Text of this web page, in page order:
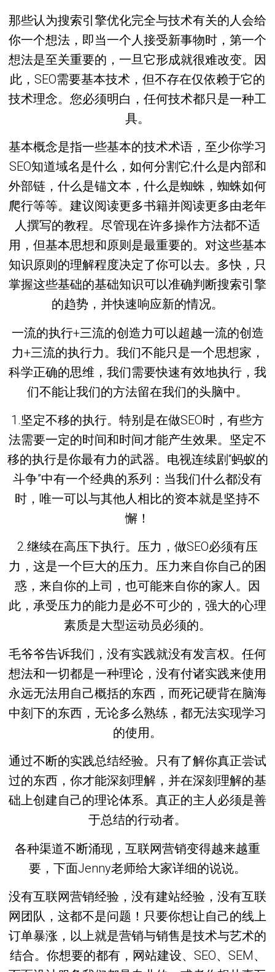
那些认为搜索引擎优化完全与技术有关的人会给
你一个想法，即当一个人接受新事物时，第一个
想法是至关重要的，一旦它形成就很难改变。因
此，SEO需要基本技术，但不存在仅依赖于它的
技术理念。您必须明白，任何技术都只是一种工
具。
基本概念是指一些基本的技术术语，至少你学习
SEO知道域名是什么，如何分割它;什么是内部和
外部链，什么是锚文本，什么是蜘蛛，蜘蛛如何
爬行等等。建议阅读更多书籍并阅读更多由老年
人撰写的教程。尽管现在许多操作方法都不适
用，但基本思想和原则是最重要的。对这些基本
知识原则的理解程度决定了你可以去。多快，只
掌握这些基础的基础知识可以准确判断搜索引擎
的趋势，并快速响应新的情况。
一流的执行+三流的创造力可以超越一流的创造
力+三流的执行力。我们不能只是一个思想家，
科学正确的思维，我们需要快速有效地执行，我
们不能让我们的方法留在我们的头脑中。
1.坚定不移的执行。特别是在做SEO时，有些方
法需要一定的时间和时间才能产生效果。坚定不
移的执行是你最有力的武器。电视连续剧“蚂蚁的
斗争”中有一个经典的系列：当我们什么都没有
时，唯一可以与其他人相比的资本就是坚持不
懈！
2.继续在高压下执行。压力，做SEO必须有压
力，这是一个巨大的压力。压力来自你自己的困
惑，来自你的上司，也可能来自你的家人。因
此，承受压力的能力是必不可少的，强大的心理
素质是大型运动员必须的。
毛爷爷告诉我们，没有实践就没有发言权。任何
想法和一切都是一种理论，没有付诸实践来使用
永远无法用自己概括的东西，而死记硬背在脑海
中刻下的东西，无论多么熟练，都无法实现学习
的使用。
通过不断的实践总结经验。只有了解你真正尝试
过的东西，你才能深刻理解，并在深刻理解的基
础上创建自己的理论体系。真正的主人必须是善
于总结的行动者。
各种渠道不断涌现，互联网营销变得越来越重
要，下面Jenny老师给大家详细的说说。
没有互联网营销经验，没有建站经验，没有互联
网团队，这都不是问题！只要你想让自己的线上
订单暴涨，以上就是营销与销售是技术与艺术的
结合。你想要的都有，网站建设、SEO、SEM、